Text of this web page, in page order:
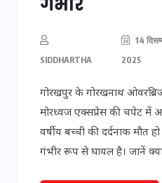
SIDDHARTHA
14
2025
गोरखपुर के गोरखनाथ
मोरध्वज एक्सप्रेस की चपेट में
वर्षीय बच्ची की दर्दनाक मौत
गंभीर रूप से घायल है। जानें